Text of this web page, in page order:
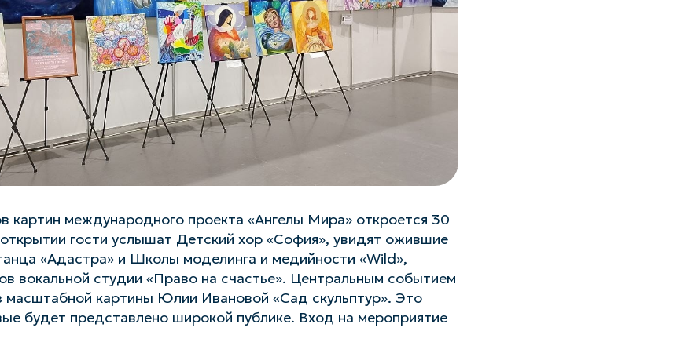
картин международного проекта «Ангелы Мира» откроется 30
гости услышат Детский хор «София», увидят ожившие
«Адастра» и Школы моделинга и медийности «Wild»,
вокальной студии «Право на счастье». Центральным событием
масштабной картины Юлии Ивановой «Сад скульптур». Это
будет представлено широкой публике. Вход на мероприятие